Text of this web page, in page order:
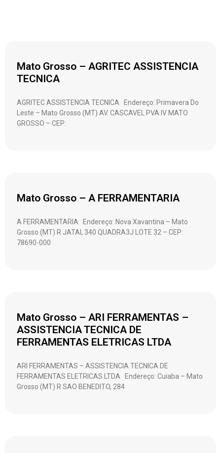
Mato Grosso – AGRITEC ASSISTENCIA
TECNICA
AGRITEC ASSISTENCIA TECNICA Endereço: Primavera Do
Leste – Mato Grosso (MT) AV. CASCAVEL PVA IV MATO
GROSSO – CEP:
Mato Grosso – A FERRAMENTARIA
A FERRAMENTARIA Endereço: Nova Xavantina – Mato
Grosso (MT) R JATAI, 340 QUADRA3J LOTE 32 – CEP:
78690-000
Mato Grosso – ARI FERRAMENTAS –
ASSISTENCIA TECNICA DE
FERRAMENTAS ELETRICAS LTDA
ARI FERRAMENTAS – ASSISTENCIA TECNICA DE
FERRAMENTAS ELETRICAS LTDA Endereço: Cuiaba – Mato
Grosso (MT) R SAO BENEDITO, 284